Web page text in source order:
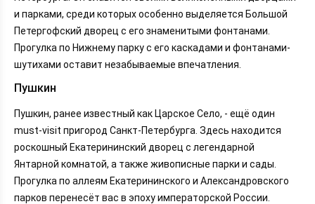
и парками, среди которых особенно выделяется Большой
Петергофский дворец с его знаменитыми фонтанами.
Прогулка по Нижнему парку с его каскадами и фонтанами-
шутихами оставит незабываемые впечатления.
Пушкин
Пушкин, ранее известный как Царское Село, - ещё один
must-visit пригород Санкт-Петербурга. Здесь находится
роскошный Екатерининский дворец с легендарной
Янтарной комнатой, а также живописные парки и сады.
Прогулка по аллеям Екатерининского и Александровского
парков перенесёт вас в эпоху императорской России.